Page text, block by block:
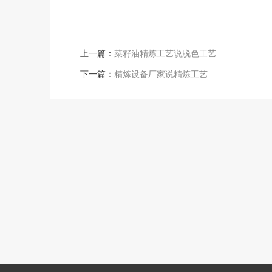
上一篇： 菜籽油精炼工艺说脱色工艺
下一篇： 精炼设备厂家说精炼工艺